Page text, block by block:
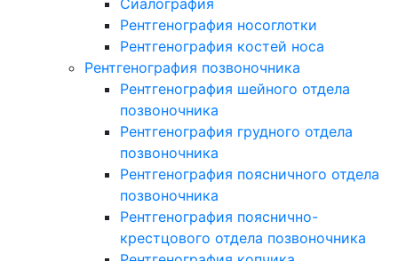
Сиалография
Рентгенография носоглотки
Рентгенография костей носа
Рентгенография позвоночника
Рентгенография шейного отдела
позвоночника
Рентгенография грудного отдела
позвоночника
Рентгенография поясничного отдела
позвоночника
Рентгенография пояснично-
крестцового отдела позвоночника